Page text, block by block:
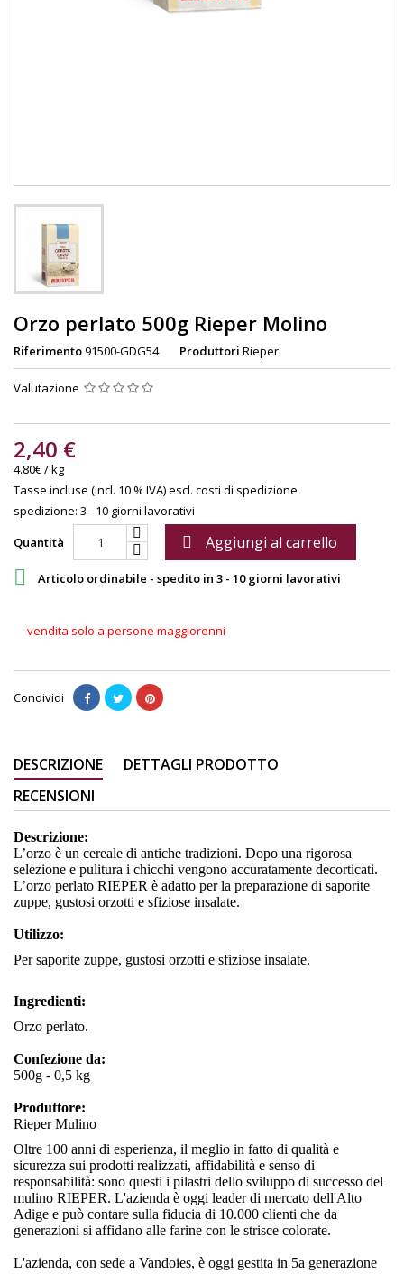
Orzo perlato 500g Rieper Molino
Riferimento91500-GDG54 Produttori Rieper
Valutazione
2,40 €
4.80€ / kg
Tasse incluse (incl. 10 % IVA)escl. costi di spedizione
spedizione: 3 - 10 giorni lavorativi
Quantità
 Aggiungi al carrello
 Articolo ordinabile - spedito in 3 - 10 giorni lavorativi
vendita solo a persone maggiorenni
Condividi
DESCRIZIONE
DETTAGLI PRODOTTO
RECENSIONI
Descrizione:
L’orzo è un cereale di antiche tradizioni. Dopo una rigorosa
selezione e pulitura i chicchi vengono accuratamente decorticati.
L’orzo perlato RIEPER è adatto per la preparazione di saporite
zuppe, gustosi orzotti e sfiziose insalate.
Utilizzo:
Per saporite zuppe, gustosi orzotti e sfiziose insalate.
Ingredienti:
Orzo perlato.
Confezione da:
500g - 0,5 kg
Produttore:
Rieper Mulino
Oltre 100 anni di esperienza, il meglio in fatto di qualità e
sicurezza sui prodotti realizzati, affidabilità e senso di
responsabilità: sono questi i pilastri dello sviluppo di successo del
mulino RIEPER. L'azienda è oggi leader di mercato dell'Alto
Adige e può contare sulla fiducia di 10.000 clienti che da
generazioni si affidano alle farine con le strisce colorate.
L'azienda, con sede a Vandoies, è oggi gestita in 5a generazione